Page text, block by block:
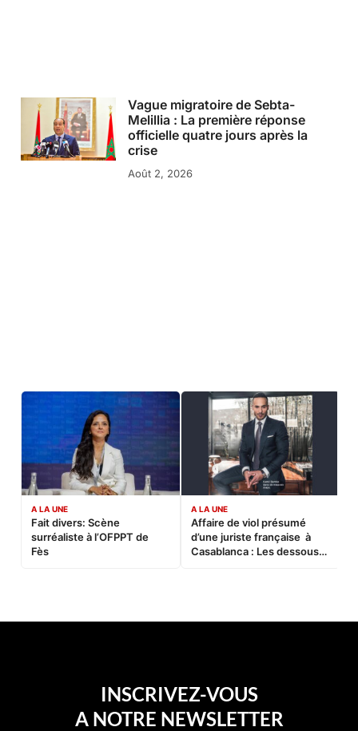
Vague migratoire de Sebta-
Melillia : La première réponse
officielle quatre jours après la
crise
Août 2, 2026
A LA UNE
Fait divers: Scène
surréaliste à l’OFPPT de
Fès
A LA UNE
Affaire de viol présumé
d’une juriste française à
Casablanca : Les dessous
INSCRIVEZ-VOUS
A NOTRE NEWSLETTER